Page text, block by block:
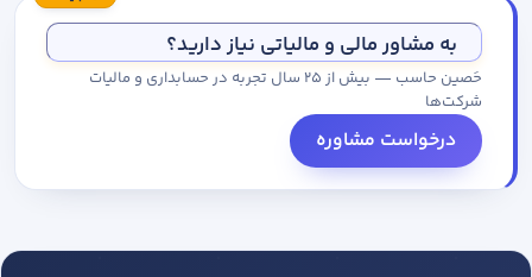
به مشاور مالی و مالیاتی نیاز دارید؟
حَصین حاسب — بیش از ۲۵ سال تجربه در حسابداری و مالیات
شرکت‌ها
درخواست مشاوره